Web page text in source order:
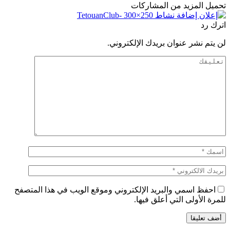
تحميل المزيد من المشاركات
اترك رد
لن يتم نشر عنوان بريدك الإلكتروني.
احفظ اسمي والبريد الإلكتروني وموقع الويب في هذا المتصفح
للمرة الأولى التي أعلق فيها.